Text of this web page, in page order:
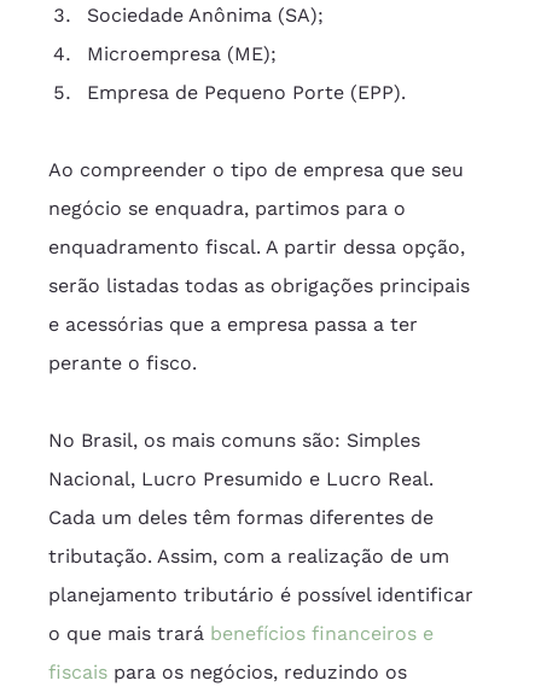
Sociedade Anônima (SA);
Microempresa (ME);
Empresa de Pequeno Porte (EPP).
Ao compreender o tipo de empresa que seu
negócio se enquadra, partimos para o
enquadramento fiscal. A partir dessa opção,
serão listadas todas as obrigações principais
e acessórias que a empresa passa a ter
perante o fisco.
No Brasil, os mais comuns são: Simples
Nacional, Lucro Presumido e Lucro Real.
Cada um deles têm formas diferentes de
tributação. Assim, com a realização de um
planejamento tributário é possível identificar
o que mais trará benefícios financeiros e
fiscais para os negócios, reduzindo os